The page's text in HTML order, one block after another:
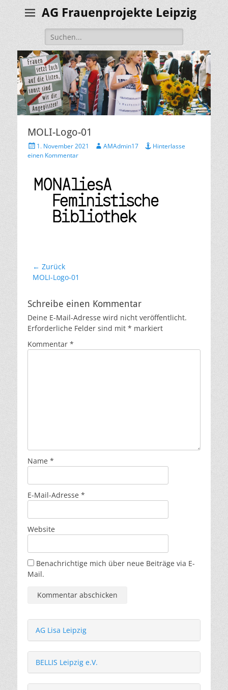
AG Frauenprojekte Leipzig
Suche
nach:
MOLI-Logo-01
Veröffentlicht
am
1. November 2021 AutorAMAdmin17
Hinterlasse
einen Kommentar
Beitragsnavigation
← Zurück
Vorheriger
MOLI-Logo-01
Schreibe einen Kommentar
Deine E-Mail-Adresse wird nicht veröffentlicht.
Erforderliche Felder sind mit * markiert
Kommentar *
Name *
E-Mail-Adresse *
Website
Benachrichtige mich über neue Beiträge via E-
Mail.
AG Lisa Leipzig
BELLIS Leipzig e.V.